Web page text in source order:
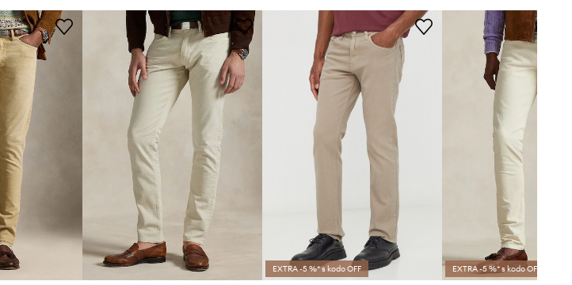
Proizvajalec
Kroj kavbojk: slim fit
MERE
Model je visok 191 cm in nosi
velikost 32
Standardna velikost
Priporočamo, da izbereš velikost, ki jo
Poglej dimenzije proizvoda
EXTRA -5 %* s kodo OFF EXTRA -5 %* s kodo OFF